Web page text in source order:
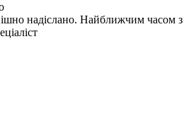
надіслано. Найближчим часом з